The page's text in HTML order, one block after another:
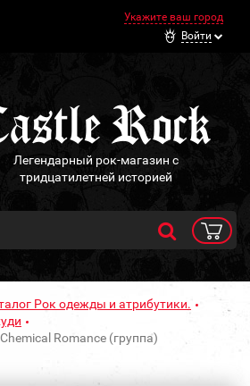
Укажите ваш город
Войти
Легендарный рок-магазин с
тридцатилетней историей
Рок одежды и атрибутики.
Romance (группа)